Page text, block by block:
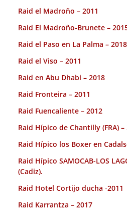
Raid el Madroño – 2011
Raid El Madroño-Brunete –
Raid el Paso en La Palma – 2018
Raid el Viso – 2011
Raid en Abu Dhabi – 2018
Raid Fronteira – 2011
Raid Fuencaliente – 2012
Raid Hípico de Chantilly (FRA) –
Raid Hípico los Boxer en
Raid Hípico SAMOCAB-LOS
(Cadiz).
Raid Hotel Cortijo ducha -2011
Raid Karrantza – 2017